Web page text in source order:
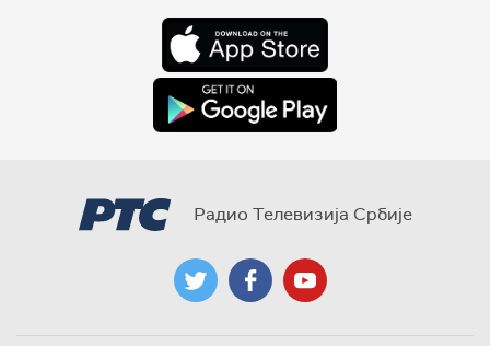
Радио Телевизија Србије